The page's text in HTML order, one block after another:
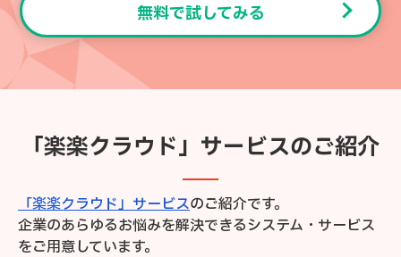
無料で試してみる
「楽楽クラウド」サービスのご紹介
「楽楽クラウド」サービスのご紹介です。
企業のあらゆるお悩みを解決できるシステム・サービス
をご用意しています。